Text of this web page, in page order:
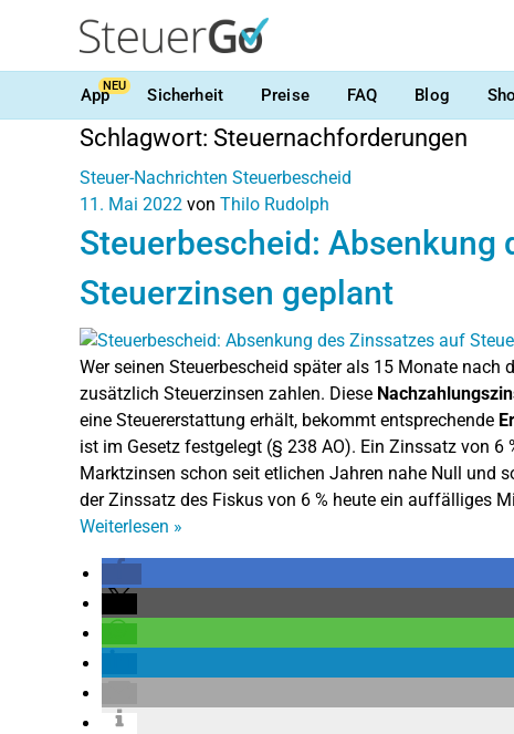
AppNEU Sicherheit Preise FAQ Blog
Schlagwort: Steuernachforderungen
Steuer-Nachrichten Steuerbescheid
11. Mai 2022 von Thilo Rudolph
Steuerbescheid: Absenkung
Steuerzinsen geplant
Wer seinen Steuerbescheid später als 15 Monate
zusätzlich Steuerzinsen zahlen. Diese
eine Steuererstattung erhält, bekommt entsprechende
ist im Gesetz festgelegt (§ 238 AO). Ein Zinssatz von
Marktzinsen schon seit etlichen Jahren nahe Null und
der Zinssatz des Fiskus von 6 % heute ein auffälliges
Weiterlesen »